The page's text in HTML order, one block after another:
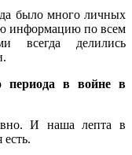
было много личных
информацию по всем
делились
в войне в
И наша лепта в